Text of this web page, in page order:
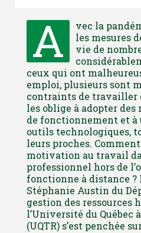
A
vec la
les mesures
vie de
ceux qui ont
emploi, plusieurs sont
contraints de travailler
les oblige à adopter
de fonctionnement et
outils technologiques,
leurs proches.
motivation au travail
professionnel hors de
fonctionne à distance ?
Stéphanie Austin du
gestion des ressources
l’Université du Québec
(UQTR) s’est penchée